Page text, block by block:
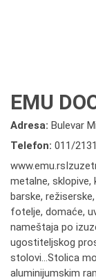
EMU
Adresa: Bulevar
Telefon: 011/
metalne, sklopive,
barske,
fotelje, domaće,
nameštaja po
ugostiteljskog
stolovi...Stolica
aluminijumskim